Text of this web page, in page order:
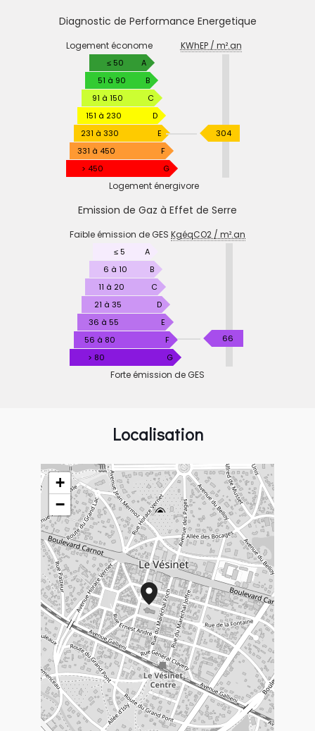
Diagnostic de Performance Energetique
DE
PERFORMANCE
ENERGETIQUE
Logement économe KWhEP / m².an
≤ 50
A
51 à 90
B
91 à 150
C
151 à 230
D
231 à 330
E
331 à 450
F
> 450
G
304KWhEP
Logement énergivore
Emission de Gaz à Effet de Serre
DE
EFFET
SERRE
Faible émission de GES KgéqCO2 / m².an
≤ 5
A
6 à 10
B
11 à 20
C
21 à 35
D
36 à 55
E
56 à 80
F
> 80
G
66KgéqCO2
Forte émission de GES
Localisation
+
−